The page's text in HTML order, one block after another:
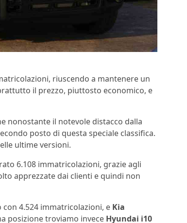
riuscendo a mantenere un
il prezzo, piuttosto economico, e
nonostante il notevole distacco dalla
posto di questa speciale classifica.
ultime versioni.
6.108 immatricolazioni, grazie agli
apprezzate dai clienti e quindi non
4.524 immatricolazioni, e Kia
posizione troviamo invece Hyundai i10